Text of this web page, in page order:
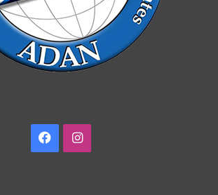
FacebookInstagram